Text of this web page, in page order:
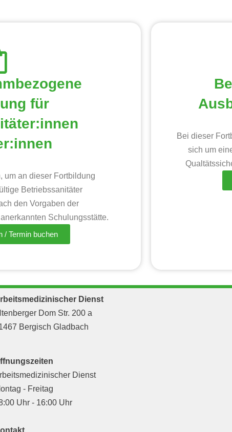
für
um an dieser Fortbildung
Betriebssanitäter
den Vorgaben der
Schulungsstätte.
/ Termin buchen
Bei dieser
sich um
Dienst
Dom Str. 200 a
Bergisch Gladbach
Dienst
- Freitag
Uhr - 16:00 Uhr